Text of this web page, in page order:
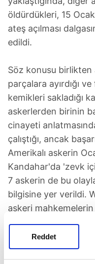
Reddet
öldürdükleri, 15
ateş açılması
edildi.
Söz konusu
parçalara ayırdığı
kemikleri sakladığı
askerlerden birinin
cinayeti
çalıştığı, ancak
Amerikalı askerin
Kandahar'da 'zevk
7 askerin de bu
bilgisine yer verildi.
askeri
sonucu, esrar ve
olarak 'eğlenmek
ortaya çıktığını yazdı.